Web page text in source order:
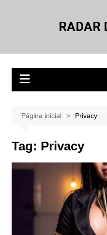
RADAR
Página inicial Privacy
Tag: Privacy